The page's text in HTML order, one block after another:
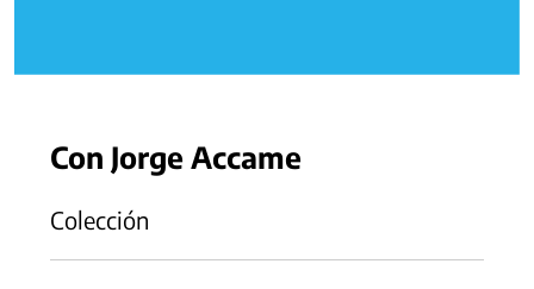
Con Jorge Accame
Colección